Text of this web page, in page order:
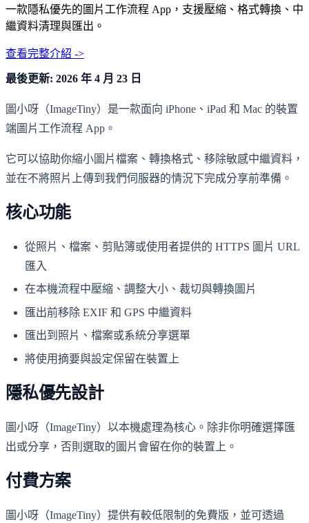
一款隱私優先的圖片工作流程 App，支援壓縮、格式轉換、中
繼資料清理與匯出。
查看完整介紹 ->
最後更新: 2026 年 4 月 23 日
圖小呀（ImageTiny）是一款面向 iPhone、iPad 和 Mac 的裝置
端圖片工作流程 App。
它可以協助你縮小圖片檔案、轉換格式、移除敏感中繼資料，
並在不將照片上傳到我們伺服器的情況下完成分享前準備。
核心功能
從照片、檔案、剪貼簿或使用者提供的 HTTPS 圖片 URL
匯入
在本機流程中壓縮、調整大小、裁切與轉換圖片
匯出前移除 EXIF 和 GPS 中繼資料
匯出到照片、檔案或系統分享選單
將使用摘要與設定保留在裝置上
隱私優先設計
圖小呀（ImageTiny）以本機處理為核心。除非你明確選擇匯
出或分享，否則選取的圖片會留在你的裝置上。
付費方案
圖小呀（ImageTiny）提供有較低限制的免費版，並可透過